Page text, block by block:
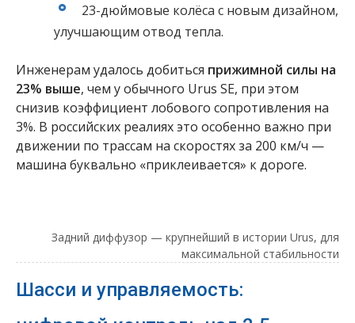
23-дюймовые колёса с новым дизайном,
улучшающим отвод тепла.
Инженерам удалось добиться прижимной силы на
23% выше, чем у обычного Urus SE, при этом
снизив коэффициент лобового сопротивления на
3%. В российских реалиях это особенно важно при
движении по трассам на скоростях за 200 км/ч —
машина буквально «приклеивается» к дороге.
Задний диффузор — крупнейший в истории Urus, для
максимальной стабильности
Шасси и управляемость: